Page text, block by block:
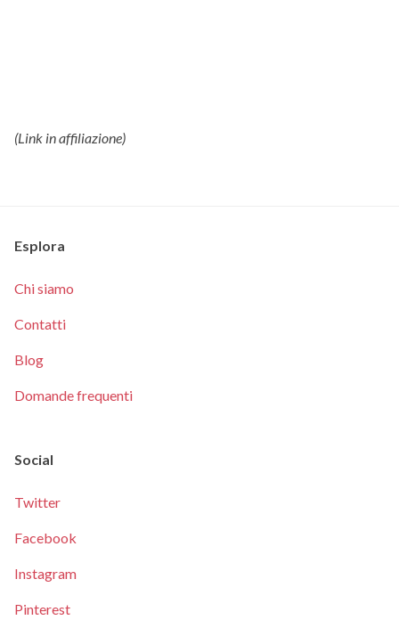
(Link in affiliazione)
Esplora
Chi siamo
Contatti
Blog
Domande frequenti
Social
Twitter
Facebook
Instagram
Pinterest